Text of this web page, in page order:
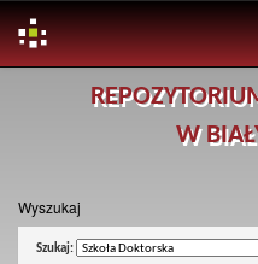
W
Wyszukaj
Szukaj: